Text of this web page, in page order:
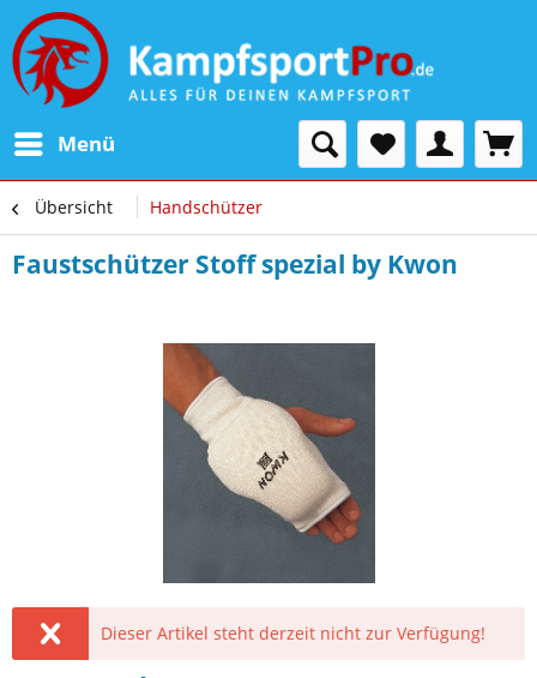
Menü
Übersicht Handschützer
Faustschützer Stoff spezial by Kwon
Dieser Artikel steht derzeit nicht zur Verfügung!